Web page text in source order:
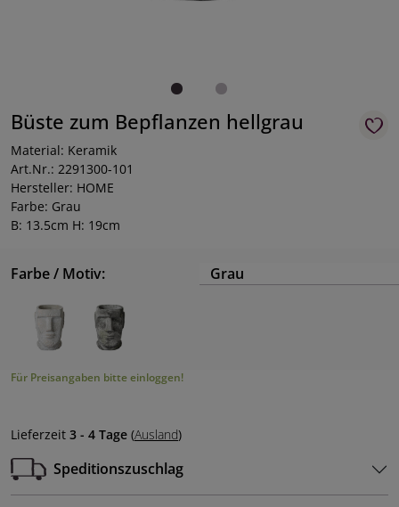
Büste zum Bepflanzen hellgrau
Material: Keramik
Art.Nr.: 2291300-101
Hersteller: HOME
Farbe: Grau
B: 13.5cm H: 19cm
Farbe / Motiv: Grau
Für Preisangaben bitte einloggen!
Lieferzeit 3 - 4 Tage (Ausland)
Speditionszuschlag